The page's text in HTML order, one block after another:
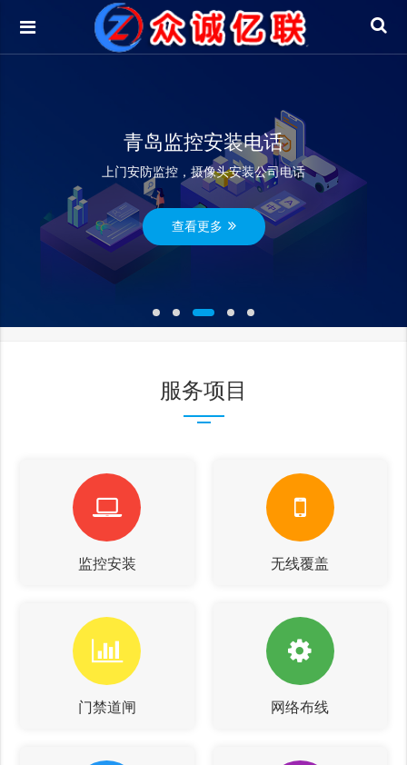
青岛监控安装电话
上门安防监控，摄像头安装公司电话
查看更多
服务项目
监控安装 无线覆盖
门禁道闸 网络布线